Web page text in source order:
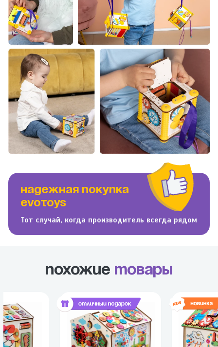
НАДЕЖНАЯ ПОКУПКА
EVOTOYS
Тот случай, когда производитель всегда рядом
Похожие товары